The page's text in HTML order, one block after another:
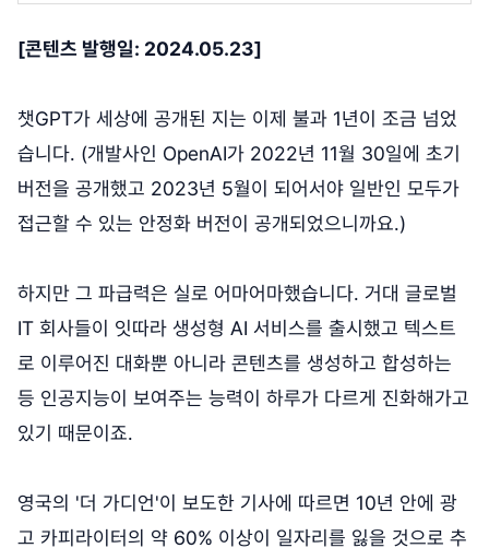
[콘텐츠 발행일: 2024.05.23]
챗GPT가 세상에 공개된 지는 이제 불과 1년이 조금 넘었
습니다. (개발사인 OpenAI가 2022년 11월 30일에 초기
버전을 공개했고 2023년 5월이 되어서야 일반인 모두가
접근할 수 있는 안정화 버전이 공개되었으니까요.)
하지만 그 파급력은 실로 어마어마했습니다. 거대 글로벌
IT 회사들이 잇따라 생성형 AI 서비스를 출시했고 텍스트
로 이루어진 대화뿐 아니라 콘텐츠를 생성하고 합성하는
등 인공지능이 보여주는 능력이 하루가 다르게 진화해가고
있기 때문이죠.
영국의 '더 가디언'이 보도한 기사에 따르면 10년 안에 광
고 카피라이터의 약 60% 이상이 일자리를 잃을 것으로 추